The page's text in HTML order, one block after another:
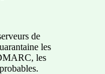
de
les
les